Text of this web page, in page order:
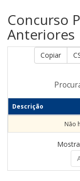
Concurso
Anteriores
Copiar
Descrição
Não